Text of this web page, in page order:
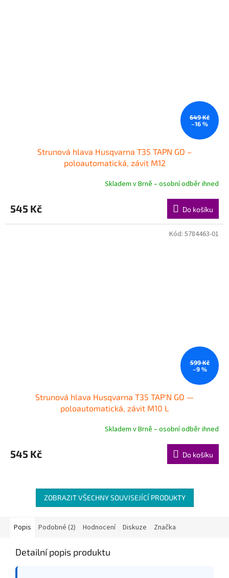
649 Kč
–16 %
Strunová hlava Husqvarna T35 TAP´N GO –
poloautomatická, závit M12
Skladem v Brně – osobní odběr ihned
545 Kč Do košíku
599 Kč
–9 %
Strunová hlava Husqvarna T35 TAP'N GO —
poloautomatická, závit M10 L
Skladem v Brně – osobní odběr ihned
545 Kč Do košíku
Kód: 5784463-01
ZOBRAZIT VŠECHNY SOUVISEJÍCÍ PRODUKTY
Popis Podobné (2) Hodnocení Diskuze Značka
Detailní popis produktu